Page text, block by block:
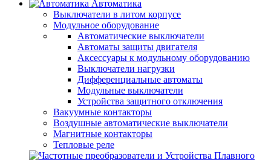
Автоматика
Выключатели в литом корпусе
Модульное оборудование
Автоматические выключатели
Автоматы защиты двигателя
Аксессуары к модульному оборудованию
Выключатели нагрузки
Дифференциальные автоматы
Модульные выключатели
Устройства защитного отключения
Вакуумные контакторы
Воздушные автоматические выключатели
Магнитные контакторы
Тепловые реле